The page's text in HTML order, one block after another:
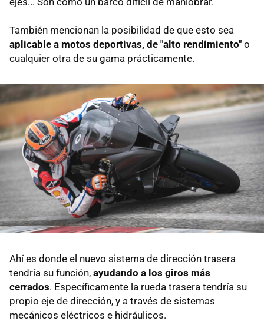
También mencionan la posibilidad de que esto sea
aplicable a motos deportivas, de "alto rendimiento" o
cualquier otra de su gama prácticamente.
Ahí es donde el nuevo sistema de dirección trasera
tendría su función, ayudando a los giros más
cerrados. Específicamente la rueda trasera tendría su
propio eje de dirección, y a través de sistemas
mecánicos eléctricos e hidráulicos.